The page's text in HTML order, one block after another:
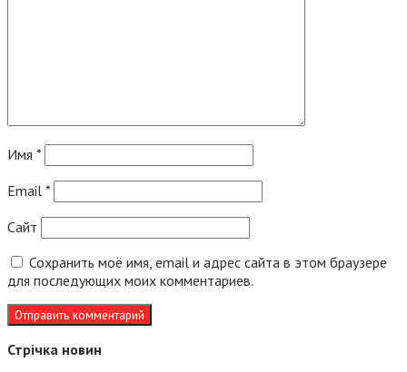
Имя *
Email *
Сайт
Сохранить моё имя, email и адрес сайта в этом браузере
для последующих моих комментариев.
Стрічка новин